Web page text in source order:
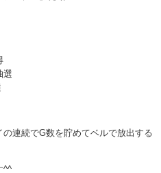
選
連続でG数を貯めてベルで放出する
^^